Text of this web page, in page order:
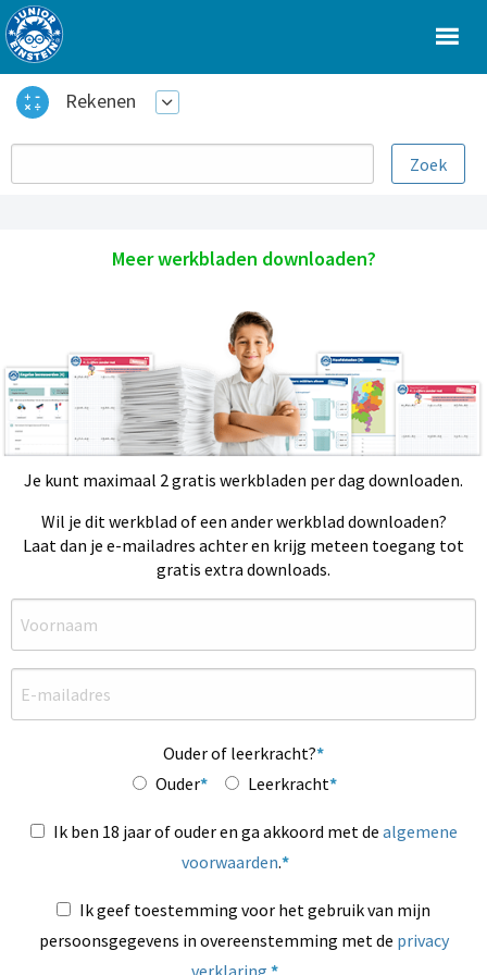
Rekenen
Meer werkbladen downloaden?
Je kunt maximaal 2 gratis werkbladen per dag downloaden.
Wil je dit werkblad of een ander werkblad downloaden?
Laat dan je e-mailadres achter en krijg meteen toegang tot
gratis extra downloads.
Ouder of leerkracht?
Ouder
Leerkracht
Ik ben 18 jaar of ouder en ga akkoord met de algemene
voorwaarden.
Ik geef toestemming voor het gebruik van mijn
persoonsgegevens in overeenstemming met de privacy